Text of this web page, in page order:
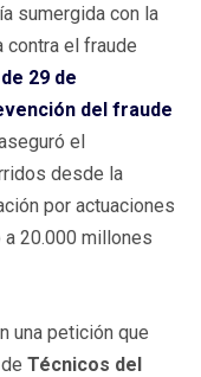
sumergida con la
contra el fraude
29 de
del fraude
el
desde la
por actuaciones
20.000 millones
una petición que
Técnicos del